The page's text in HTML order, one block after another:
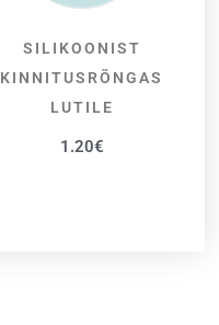
VALI
SILIKOONIST
KINNITUSRÕNGAS
LUTILE
1.20€